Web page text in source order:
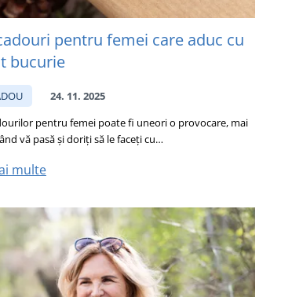
pentru femei care aduc cu
bucurie
24. 11. 2025
pentru femei poate fi uneori o provocare, mai
vă pasă și doriți să le faceți cu…
multe